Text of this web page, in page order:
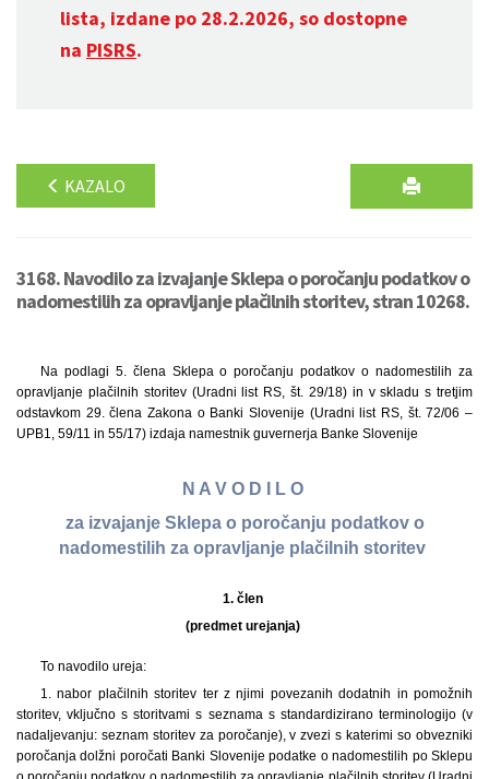
lista, izdane po 28.2.2026, so dostopne
na PISRS.
KAZALO
3168. Navodilo za izvajanje Sklepa o poročanju podatkov o
nadomestilih za opravljanje plačilnih storitev, stran 10268.
Na podlagi 5. člena Sklepa o poročanju podatkov o nadomestilih za
opravljanje plačilnih storitev (Uradni list RS, št. 29/18) in v skladu s tretjim
odstavkom 29. člena Zakona o Banki Slovenije (Uradni list RS, št. 72/06 –
UPB1, 59/11 in 55/17) izdaja namestnik guvernerja Banke Slovenije
N A V O D I L O
za izvajanje Sklepa o poročanju podatkov o
nadomestilih za opravljanje plačilnih storitev
1. člen
(predmet urejanja)
To navodilo ureja:
1. nabor plačilnih storitev ter z njimi povezanih dodatnih in pomožnih
storitev, vključno s storitvami s seznama s standardizirano terminologijo (v
nadaljevanju: seznam storitev za poročanje), v zvezi s katerimi so obvezniki
poročanja dolžni poročati Banki Slovenije podatke o nadomestilih po Sklepu